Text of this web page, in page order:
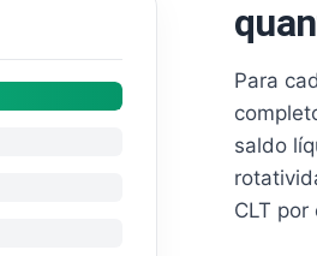
Para
saldo
CLT